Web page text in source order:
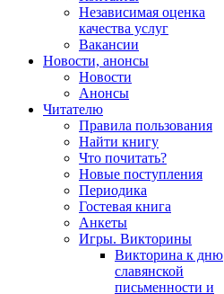
Независимая оценка
качества услуг
Вакансии
Новости, анонсы
Новости
Анонсы
Читателю
Правила пользования
Найти книгу
Что почитать?
Новые поступления
Периодика
Гостевая книга
Анкеты
Игры. Викторины
Викторина к дню
славянской
письменности и